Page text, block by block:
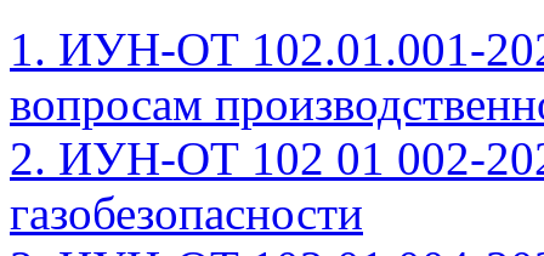
1. ИУН-ОТ 102.01.001-
вопросам
2. ИУН-ОТ 102 01 002-
газобезопасности